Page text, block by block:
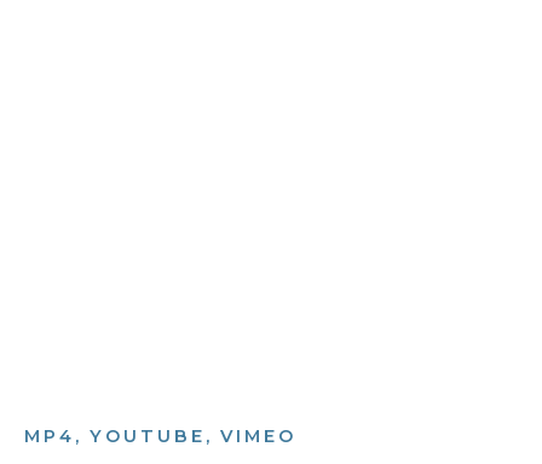
MP4, YOUTUBE, VIMEO